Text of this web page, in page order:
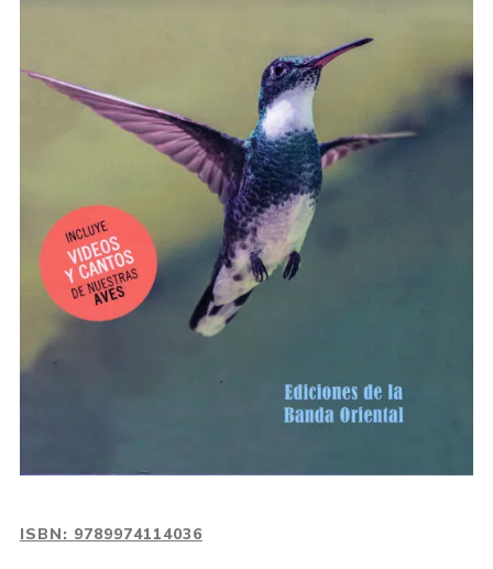
ISBN: 9789974114036